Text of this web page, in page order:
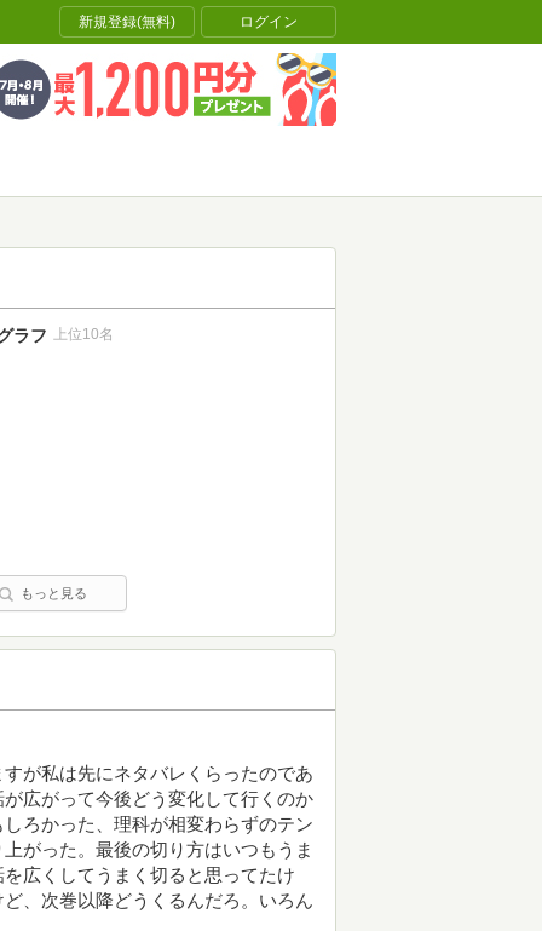
新規登録(無料) ログイン
ラフ 上位10名
もっと見る
が私は先にネタバレくらったのであ
広がって今後どう変化して行くのか
ろかった、理科が相変わらずのテン
がった。最後の切り方はいつもうま
広くしてうまく切ると思ってたけ
、次巻以降どうくるんだろ。いろん